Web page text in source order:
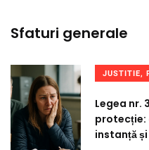
Sfaturi generale
JUSTITIE,
Legea nr.
protecție:
instanță